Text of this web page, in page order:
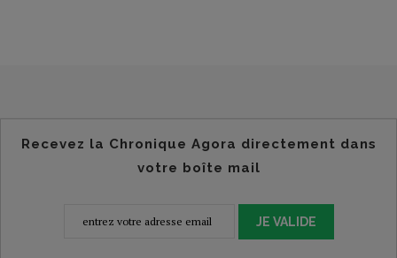
Recevez la Chronique Agora directement dans
votre boîte mail
JE VALIDE